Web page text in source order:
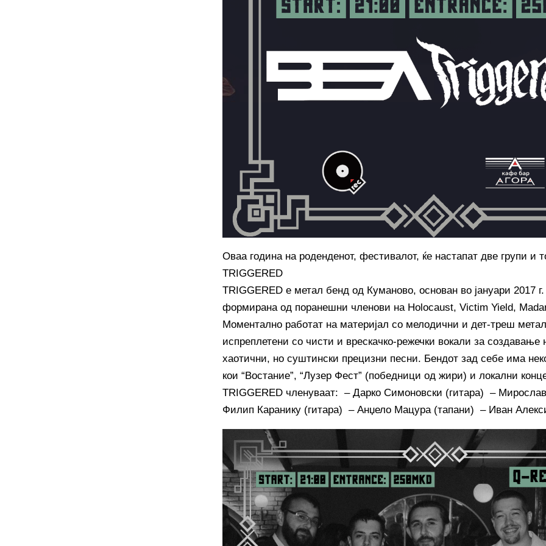
Оваа година на роденденот, фестивалот, ќе настапат две групи и
TRIGGERED
TRIGGERED е метал бенд од Куманово, основан во јануари 2017 г.
формирана од поранешни членови на Holocaust, Victim Yield,
Моментално работат на материјал со мелодични и дет-треш
испреплетени со чисти и врескачко-режечки вокали за создавање
хаотични, но суштински прецизни песни. Бендот зад себе има
кои “Востание”, “Лузер Фест” (победници од жири) и локални
TRIGGERED членуваат: – Дарко Симоновски (гитара) –
Филип Каранику (гитара) – Анџело Мацура (тапани) – Иван